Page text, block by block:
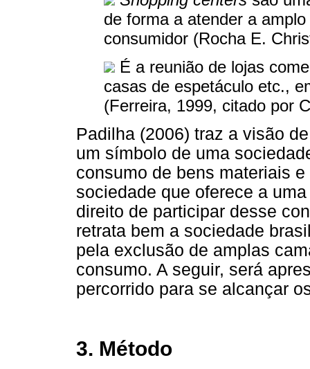
de forma a atender a
consumidor (Rocha E.
É a reunião de lojas
casas de espetáculo etc.,
(Ferreira, 1999, citado por
Padilha (2006) traz a visão
um símbolo de uma
consumo de bens materiais
sociedade que oferece a
direito de participar desse
retrata bem a sociedade
pela exclusão de amplas
consumo. A seguir, será
percorrido para se alcançar
3. Método